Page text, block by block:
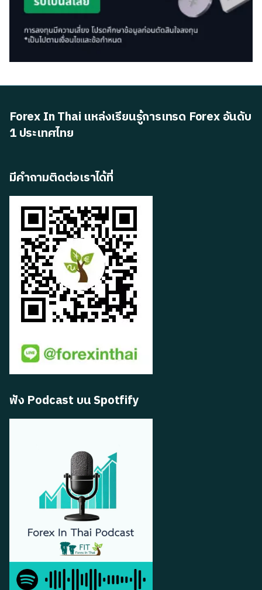
Forex In Thai แหล่งเรียนรู้การเทรด Forex อันดับ
1 ประเทศไทย
มีคำถามติดต่อเราได้ที่
ฟัง Podcast บน Spotfify